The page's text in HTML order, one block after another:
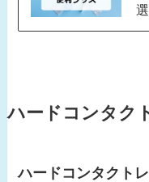
選
ハードコンタク
ハードコンタクト